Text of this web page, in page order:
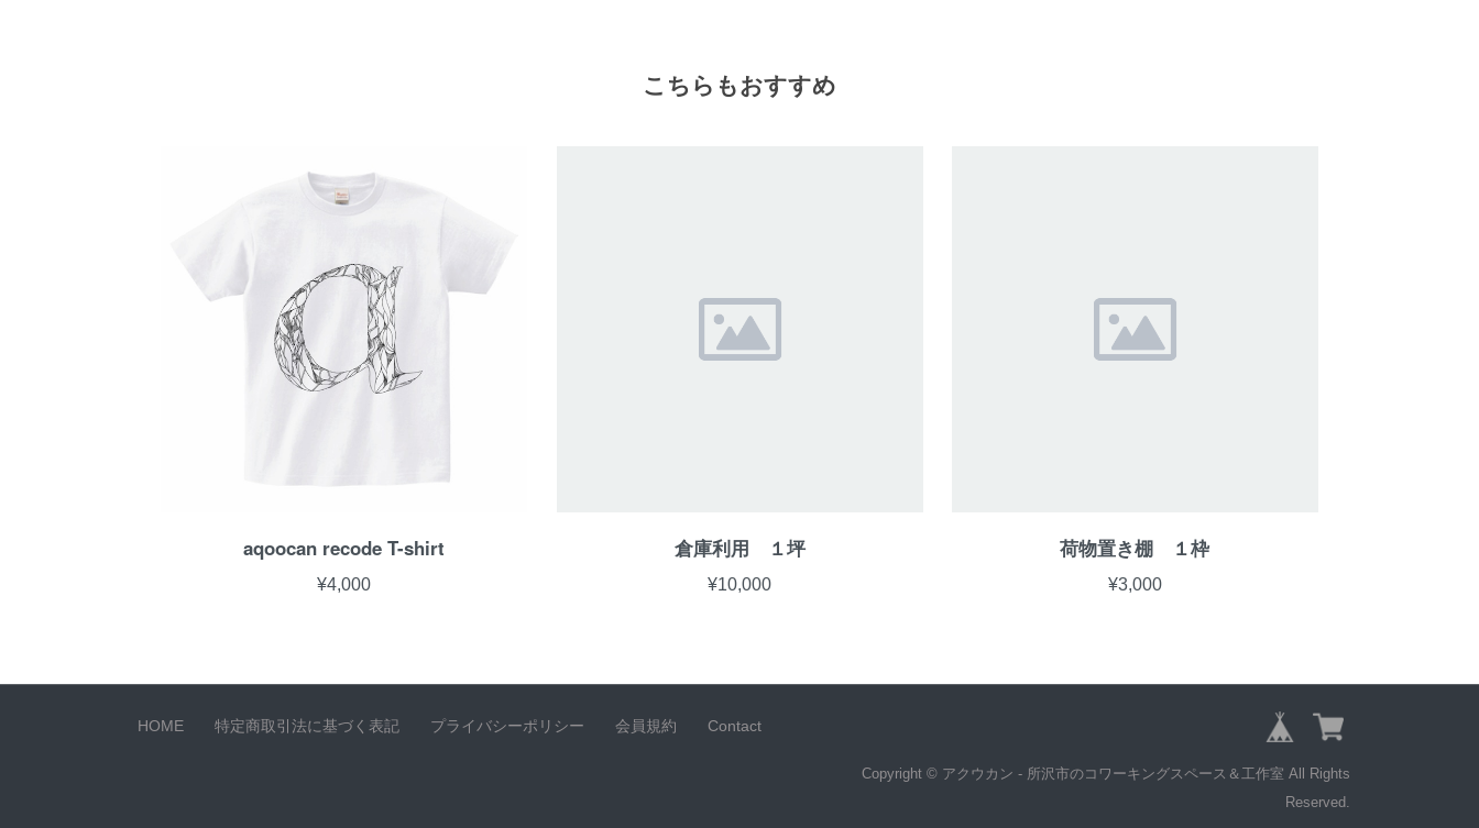
こちらもおすすめ
aqoocan recode T-shirt
¥4,000
倉庫利用 １坪
¥10,000
荷物置き棚 １枠
¥3,000
HOME 特定商取引法に基づく表記 プライバシーポリシー 会員規約 Contact
Copyright © アクウカン - 所沢市のコワーキングスペース＆工作室 All Rights
Reserved.